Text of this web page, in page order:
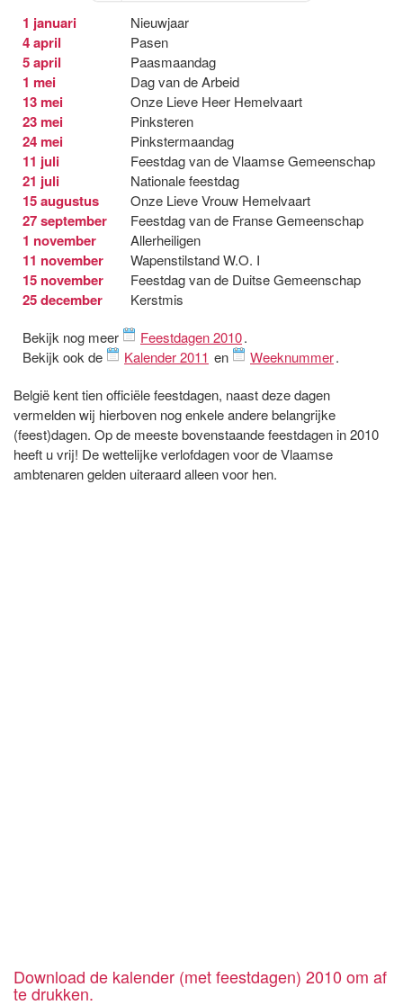
1 januari Nieuwjaar
4 april Pasen
5 april Paasmaandag
1 mei Dag van de Arbeid
13 mei Onze Lieve Heer Hemelvaart
23 mei Pinksteren
24 mei Pinkstermaandag
11 juli Feestdag van de Vlaamse Gemeenschap
21 juli Nationale feestdag
15 augustus Onze Lieve Vrouw Hemelvaart
27 september Feestdag van de Franse Gemeenschap
1 november Allerheiligen
11 november Wapenstilstand W.O. I
15 november Feestdag van de Duitse Gemeenschap
25 december
Kerstmis
Bekijk nog meer
Feestdagen 2010.
Bekijk ook de
Kalender 2011 en Weeknummer.
België kent tien officiële feestdagen, naast deze dagen
vermelden wij hierboven nog enkele andere belangrijke
(feest)dagen. Op de meeste bovenstaande feestdagen in 2010
heeft u vrij! De wettelijke verlofdagen voor de Vlaamse
ambtenaren gelden uiteraard alleen voor hen.
Download de kalender (met feestdagen) 2010 om af
te drukken.